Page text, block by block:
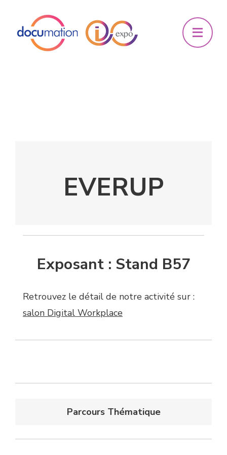
EVERUP
Exposant : Stand B57
Retrouvez le détail de notre activité sur :
salon Digital Workplace
Parcours Thématique